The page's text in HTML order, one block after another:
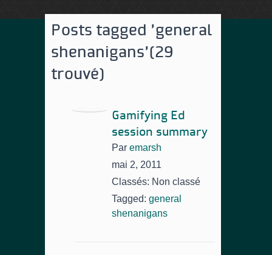
Posts tagged 'general
shenanigans'(29
trouvé)
Gamifying Ed
session summary
Par emarsh
mai 2, 2011
Classés: Non classé
Tagged: general
shenanigans